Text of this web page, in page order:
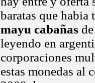
baratas que
mayu cabañas
leyendo en
corporaciones
estas monedas al